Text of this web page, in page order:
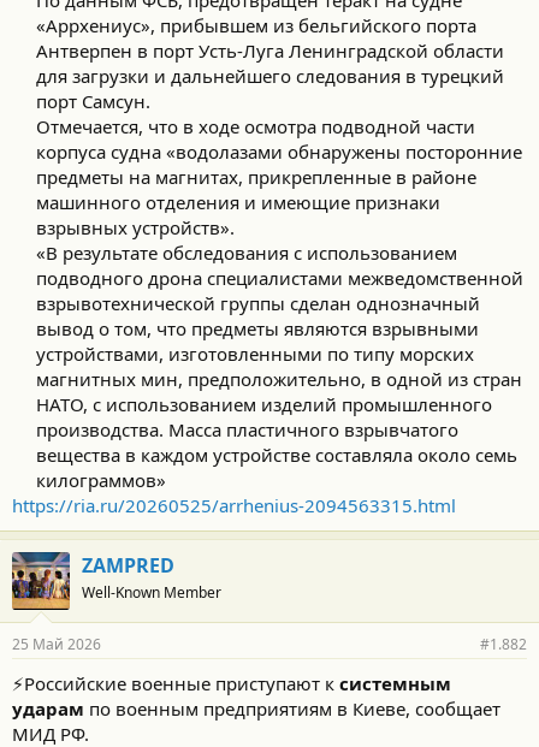
«Аррхениус», прибывшем из бельгийского порта
Антверпен в порт Усть-Луга Ленинградской области
для загрузки и дальнейшего следования в турецкий
порт Самсун.
Отмечается, что в ходе осмотра подводной части
корпуса судна «водолазами обнаружены посторонние
предметы на магнитах, прикрепленные в районе
машинного отделения и имеющие признаки
взрывных устройств».
«В результате обследования с использованием
подводного дрона специалистами межведомственной
взрывотехнической группы сделан однозначный
вывод о том, что предметы являются взрывными
устройствами, изготовленными по типу морских
магнитных мин, предположительно, в одной из стран
НАТО, с использованием изделий промышленного
производства. Масса пластичного взрывчатого
вещества в каждом устройстве составляла около семь
килограммов»​
https://ria.ru/20260525/arrhenius-2094563315.html
ZAMPRED
Well-Known Member
25 Май 2026 #1.882
⚡️Российские военные приступают к системным
ударам по военным предприятиям в Киеве, сообщает
МИД РФ.